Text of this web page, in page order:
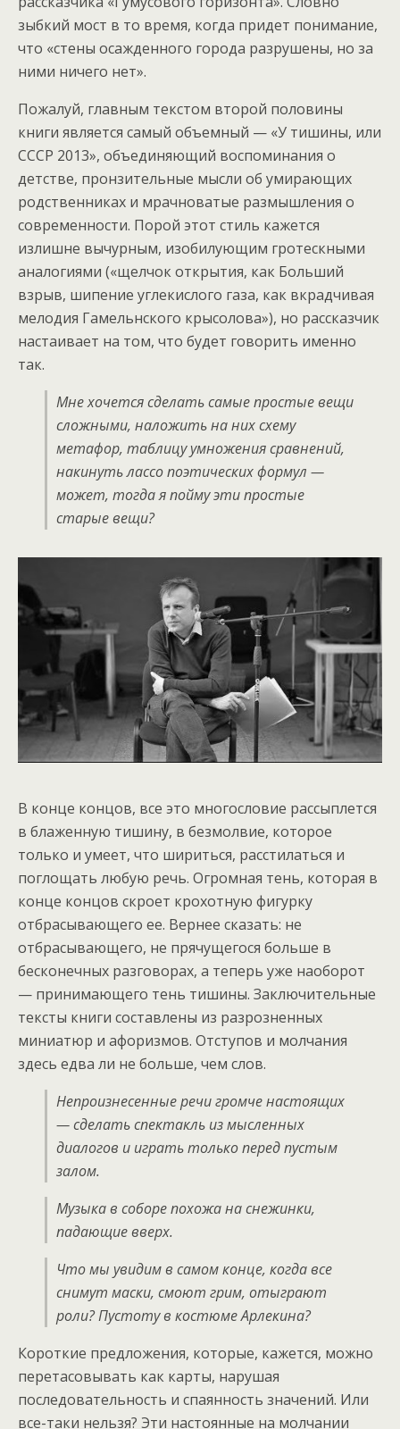
зыбкий мост в то время, когда придет понимание,
что «стены осажденного города разрушены, но за
ними ничего нет».
Пожалуй, главным текстом второй половины
книги является самый объемный — «У тишины, или
СССР 2013», объединяющий воспоминания о
детстве, пронзительные мысли об умирающих
родственниках и мрачноватые размышления о
современности. Порой этот стиль кажется
излишне вычурным, изобилующим гротескными
аналогиями («щелчок открытия, как Больший
взрыв, шипение углекислого газа, как вкрадчивая
мелодия Гамельнского крысолова»), но рассказчик
настаивает на том, что будет говорить именно
так.
Мне хочется сделать самые простые вещи
сложными, наложить на них схему
метафор, таблицу умножения сравнений,
накинуть лассо поэтических формул —
может, тогда я пойму эти простые
старые вещи?
В конце концов, все это многословие рассыплется
в блаженную тишину, в безмолвие, которое
только и умеет, что шириться, расстилаться и
поглощать любую речь. Огромная тень, которая в
конце концов скроет крохотную фигурку
отбрасывающего ее. Вернее сказать: не
отбрасывающего, не прячущегося больше в
бесконечных разговорах, а теперь уже наоборот
— принимающего тень тишины. Заключительные
тексты книги составлены из разрозненных
миниатюр и афоризмов. Отступов и молчания
здесь едва ли не больше, чем слов.
Непроизнесенные речи громче настоящих
— сделать спектакль из мысленных
диалогов и играть только перед пустым
залом.
Музыка в соборе похожа на снежинки,
падающие вверх.
Что мы увидим в самом конце, когда все
снимут маски, смоют грим, отыграют
роли? Пустоту в костюме Арлекина?
Короткие предложения, которые, кажется, можно
перетасовывать как карты, нарушая
последовательность и спаянность значений. Или
все-таки нельзя? Эти настоянные на молчании